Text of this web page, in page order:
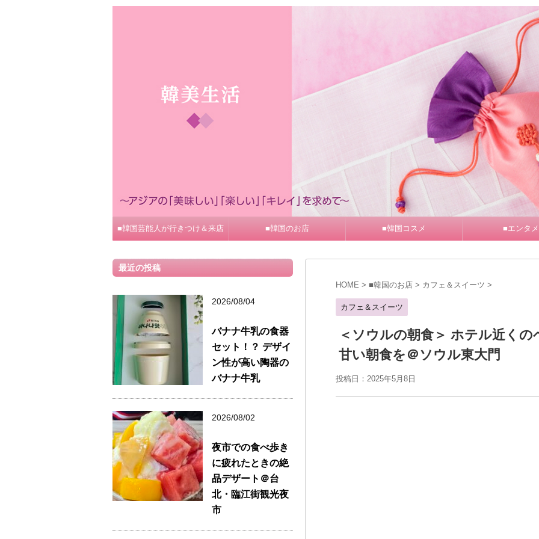
■韓国芸能人が行きつけ＆来店 ■韓国のお店 ■韓国コスメ ■エンタメ
HOME > ■韓国のお店 > カフェ＆スイーツ >
カフェ＆スイーツ
＜ソウルの朝食＞ ホテル近く
甘い朝食を＠ソウル東大門
投稿日：2025年5月8日
最近の投稿
2026/08/04
バナナ牛乳の食器
セット！？ デザイ
ン性が高い陶器の
バナナ牛乳
2026/08/02
夜市での食べ歩き
に疲れたときの絶
品デザート＠台
北・臨江街観光夜
市